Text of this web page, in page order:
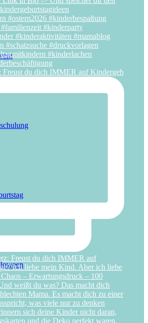
Freust du dich IMMER auf Kindergeb